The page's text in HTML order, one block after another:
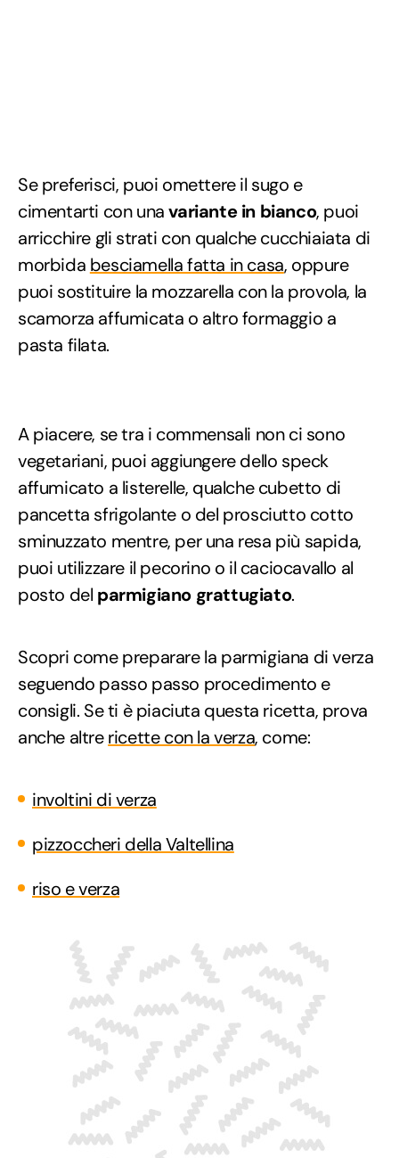
Se preferisci, puoi omettere il sugo e
cimentarti con unavariante in bianco, puoi
arricchire gli strati con qualche cucchiaiata di
morbida besciamella fatta in casa, oppure
puoi sostituire la mozzarella con la provola, la
scamorza affumicata o altro formaggio a
pasta filata.
A piacere, se tra i commensali non ci sono
vegetariani, puoi aggiungere dello speck
affumicato a listerelle, qualche cubetto di
pancetta sfrigolante o del prosciutto cotto
sminuzzato mentre, per una resa più sapida,
puoi utilizzare il pecorino o il caciocavallo al
posto del parmigiano grattugiato.
Scopri come preparare la parmigiana di verza
seguendo passo passo procedimento e
consigli. Se ti è piaciuta questa ricetta, prova
anche altrericette con la verza, come:
involtini di verza
pizzoccheri della Valtellina
riso e verza